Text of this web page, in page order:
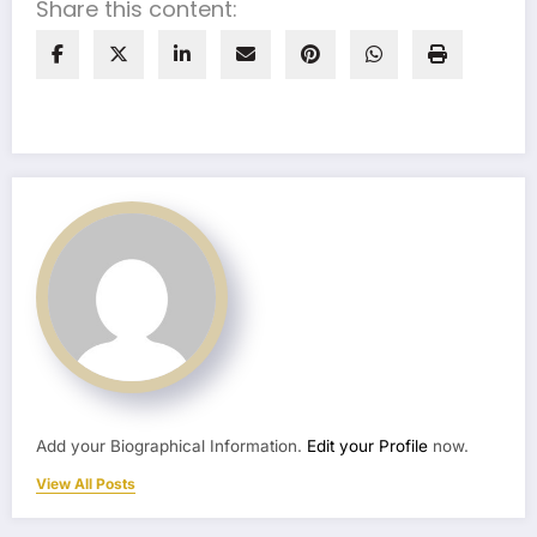
Share this content:
Add your Biographical Information. Edit your Profile now.
View All Posts